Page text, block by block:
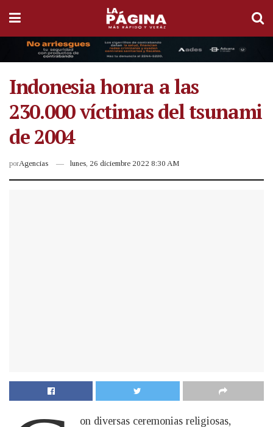
Indonesia honra a las
230.000 víctimas del tsunami
de 2004
porAgencias lunes, 26 diciembre 2022 8:30 AM
on diversas ceremonias religiosas,